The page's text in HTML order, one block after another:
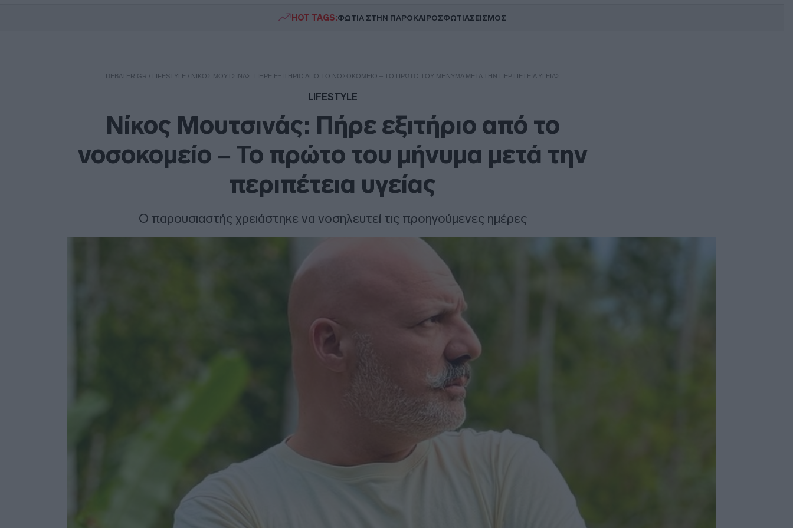
HOT TAGS:ΦΩΤΙΑ ΣΤΗΝ ΠΑΡΟΚΑΙΡΟΣΦΩΤΙΑΣΕΙΣΜΟΣ
DEBATER.GR / LIFESTYLE / ΝΊΚΟΣ ΜΟΥΤΣΙΝΆΣ: ΠΉΡΕ ΕΞΙΤΉΡΙΟ ΑΠΌ ΤΟ ΝΟΣΟΚΟΜΕΊΟ – ΤΟ ΠΡΏΤΟ ΤΟΥ ΜΉΝΥΜΑ ΜΕΤΆ ΤΗΝ ΠΕΡΙΠΈΤΕΙΑ ΥΓΕΊΑΣ
LIFESTYLE
Νίκος Μουτσινάς: Πήρε εξιτήριο από το
νοσοκομείο – Το πρώτο του μήνυμα μετά την
περιπέτεια υγείας
Ο παρουσιαστής χρειάστηκε να νοσηλευτεί τις προηγούμενες ημέρες